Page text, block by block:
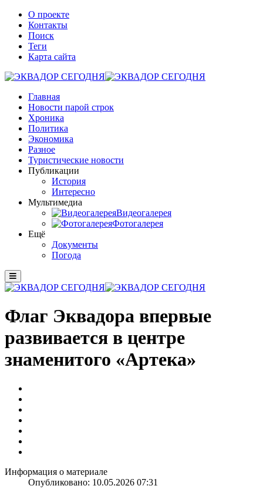
О проекте
Контакты
Поиск
Теги
Карта сайта
Главная
Новости парой строк
Хроника
Политика
Экономика
Разное
Туристические новости
Публикации
История
Интересно
Мультимедиа
Видеогалерея
Фотогалерея
Ещё
Документы
Погода
Флаг Эквадора впервые
развивается в центре
знаменитого «Артека»
Информация о материале
Опубликовано: 10.05.2026 07:31